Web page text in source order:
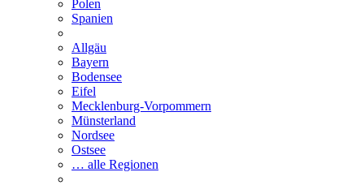
Polen
Spanien
Allgäu
Bayern
Bodensee
Eifel
Mecklenburg-Vorpommern
Münsterland
Nordsee
Ostsee
… alle Regionen